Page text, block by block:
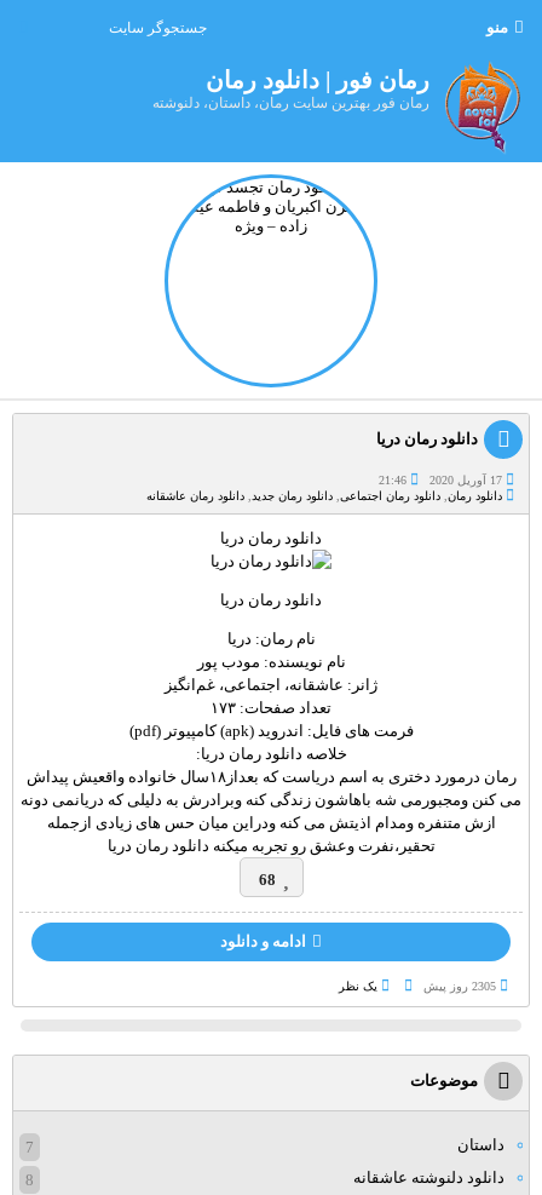
منو
رمان فور | دانلود رمان
رمان فور بهترین سایت رمان، داستان، دلنوشته
دانلود رمان دریا
17 آوریل 2020
21:46
دانلود رمان, دانلود رمان اجتماعی, دانلود رمان جدید دانلود رمان عاشقانه
دانلود رمان دریا
دانلود رمان دریا
نامرمان: دریا
نام نویسنده: مودب پور
ژانر: عاشقانه، اجتماعی، غم‌انگیز
تعداد صفحات: ۱۷۳
فرمت های فایل: اندروید (apk) کامپیوتر (pdf)
خلاصه دانلود رمان دریا:
رمان درمورد دختری به اسم دریاست که بعداز۱۸سال خانواده واقعیش پیداش
می کنن ومجبورمی شه باهاشون زندگی کنه وبرادرش به دلیلی که دریانمی دونه
ازش متنفره ومدام اذیتش می کنه ودراین میان حس های زیادی ازجمله
تحقیر،نفرت وعشق رو تجربه میکنه دانلود رمان دریا
68
ادامه و دانلود
2305 روز پيش یک نظر
موضوعات
داستان
7
دانلود دلنوشته عاشقانه
8